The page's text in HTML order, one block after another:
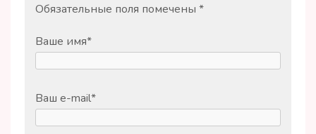
Обязательные поля помечены *
Ваше имя*
Ваш e-mail*